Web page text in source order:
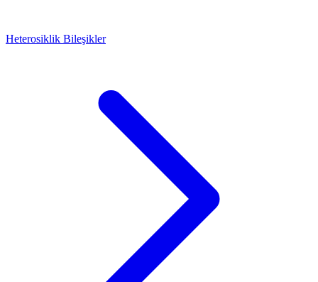
Heterosiklik Bileşikler